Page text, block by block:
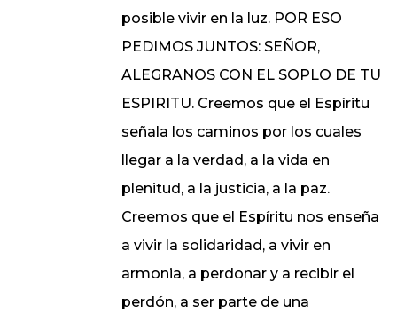
posible vivir en la luz. POR ESO
PEDIMOS JUNTOS: SEÑOR,
ALEGRANOS CON EL SOPLO DE TU
ESPIRITU. Creemos que el Espíritu
señala los caminos por los cuales
llegar a la verdad, a la vida en
plenitud, a la justicia, a la paz.
Creemos que el Espíritu nos enseña
a vivir la solidaridad, a vivir en
armonia, a perdonar y a recibir el
perdón, a ser parte de una